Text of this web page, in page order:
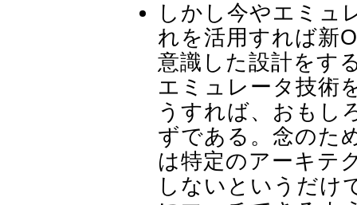
しかし今やエミュ
れを活用すれば新
意識した設計をす
エミュレータ技術
うすれば、おもし
ずである。念のた
は特定のアーキテ
しないというだけ